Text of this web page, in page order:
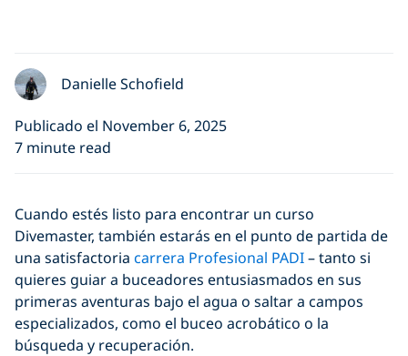
Danielle Schofield
Publicado el November 6, 2025
7 minute read
Cuando estés listo para encontrar un curso
Divemaster, también estarás en el punto de partida de
una satisfactoria carrera Profesional PADI– tanto si
quieres guiar a buceadores entusiasmados en sus
primeras aventuras bajo el agua o saltar a campos
especializados, como el buceo acrobático o la
búsqueda y recuperación.